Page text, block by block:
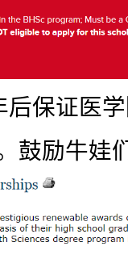
后保证医
鼓励牛娃